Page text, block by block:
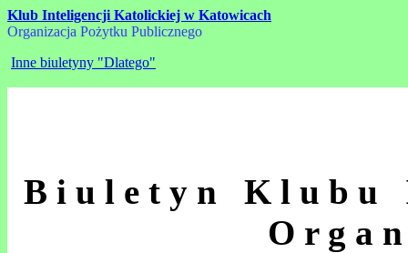
Klub Inteligencji Katolickiej w Katowicach
Organizacja Pożytku Publicznego
Inne biuletyny "Dlatego"
B i u l e t y n K l u b u
O r g a